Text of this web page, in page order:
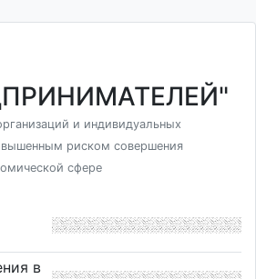
и индивидуальных
риском совершения
сфере
в